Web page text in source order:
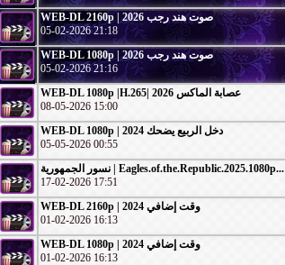
WEB-DL 2160p | 2026 صوت هند رجب
05-02-2026 21:18
WEB-DL 1080p | 2026 صوت هند رجب
05-02-2026 21:16
WEB-DL 1080p |H.265| 2026 عصابة الماكس
08-05-2026 15:00
WEB-DL 1080p | 2024 دخل الربيع يضحك
05-05-2026 00:55
نسور الجمهورية | Eagles.of.the.Republic.2025.1080p...
17-02-2026 17:51
WEB-DL 2160p | 2024 وقت إضافي
01-02-2026 16:13
WEB-DL 1080p | 2024 وقت إضافي
01-02-2026 16:13